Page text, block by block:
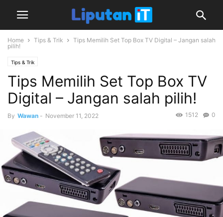
Home Tips & Trik
Tips Memilih Set Top Box TV Digital – Jangan salah
pilih!
Tips & Trik
Tips Memilih Set Top Box TV
Digital – Jangan salah pilih!
By Wawan - November 11, 2022 0
1512